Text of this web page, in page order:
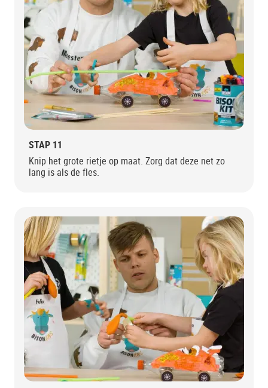
STAP 11
Knip het grote rietje op maat. Zorg dat deze net zo
lang is als de fles.